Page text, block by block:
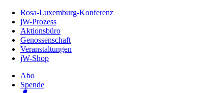
Inhalt
Seite
Rosa-Luxemburg-Konferenz
jW-Prozess
Aktionsbüro
Genossenschaft
Veranstaltungen
jW-Shop
Abo
Spende